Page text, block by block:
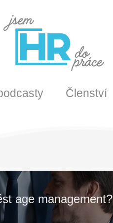
Členství
age management?